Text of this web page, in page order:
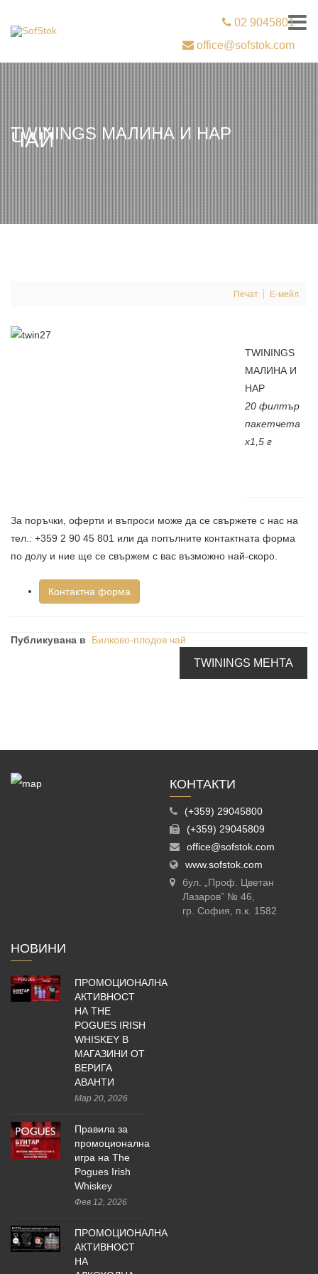
02 9045801
office@sofstok.com
ЧАЙ
TWININGS МАЛИНА И НАР
Печат Е-мейл
TWININGS
МАЛИНА И
НАР
20 филтър
пакетчета
х1,5 г
За поръчки, оферти и въпроси може да се свържете с нас на
тел.: +359 2 90 45 801 или да попълните контактната форма
по долу и ние ще се свържем с вас възможно най-скоро.
Контактна форма
Публикувана в Билково-плодов чай
TWININGS МЕНТА
КОНТАКТИ
(+359) 29045800
(+359) 29045809
office@sofstok.com
www.sofstok.com
бул. „Проф. Цветан
Лазаров” № 46,
гр. София, п.к. 1582
НОВИНИ
ПРОМОЦИОНАЛНА
АКТИВНОСТ
НА THE
POGUES IRISH
WHISKEY В
МАГАЗИНИ ОТ
ВЕРИГА
АВАНТИ
Мар 20, 2026
Правила за
промоционална
игра на The
Pogues Irish
Whiskey
Фев 12, 2026
ПРОМОЦИОНАЛНА
АКТИВНОСТ
НА